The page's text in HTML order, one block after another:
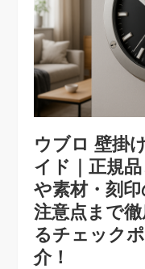
ウブロ 壁掛
イド｜正規
や素材・刻
注意点まで
るチェック
介！